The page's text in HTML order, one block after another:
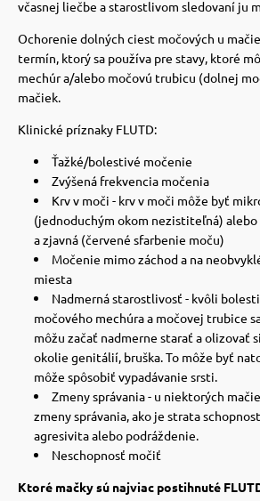
včasnej liečbe a starostlivom sledovaní ju
Ochorenie dolných ciest močových u
termín, ktorý sa používa pre stavy, ktoré
mechúr a/alebo močovú trubicu (dolnej
mačiek.
Klinické príznaky FLUTD:
Ťažké/bolestivé močenie
Zvýšená frekvencia močenia
Krv v moči - krv v moči môže byť
(jednoduchým okom nezistiteľná) alebo
a zjavná (červené sfarbenie moču)
Močenie mimo záchod a na
miesta
Nadmerná starostlivosť - kvôli
močového mechúra a močovej trubice
môžu začať nadmerne starať a olizovať
okolie genitálií, bruška. To môže byť
môže spôsobiť vypadávanie srsti.
Zmeny správania - u niektorých
zmeny správania, ako je strata
agresivita alebo podráždenie.
Neschopnosť močiť
Ktoré mačky sú najviac postihnuté